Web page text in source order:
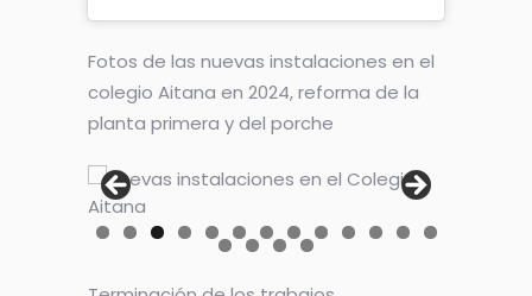
Fotos de las nuevas instalaciones en el
colegio Aitana en 2024, reforma de la
planta primera y del porche